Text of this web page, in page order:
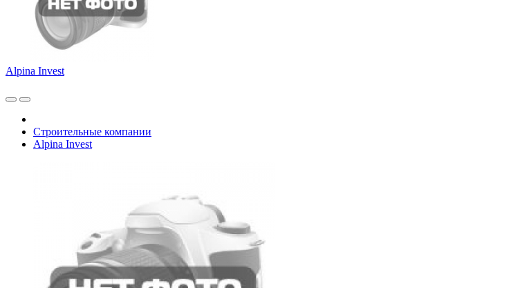
Alpina Invest
Строительные компании
Alpina Invest